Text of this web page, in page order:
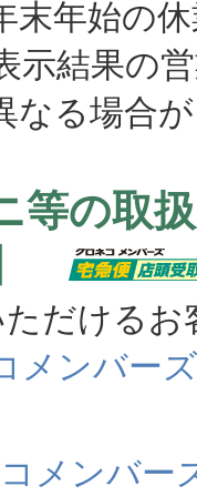
年始の
示結果の
る場合が
等の取
だけるお
メンバーズ
メンバー